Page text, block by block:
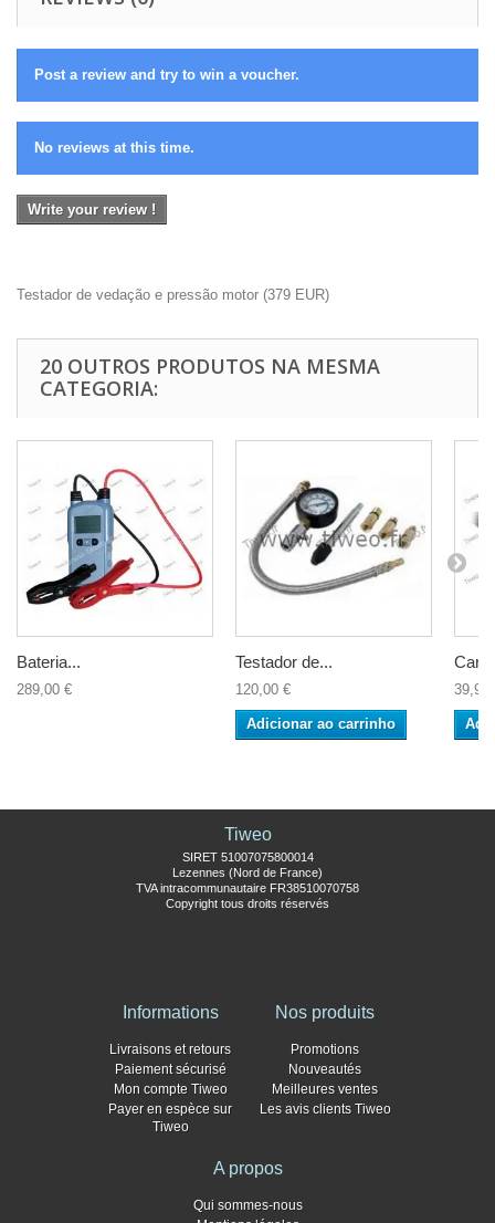
Post a review and try to win a voucher.
No reviews at this time.
Write your review !
Testador de vedação e pressão motor (379 EUR)
20 OUTROS PRODUTOS NA MESMA
CATEGORIA:
Bateria...
289,00 €
Testador de...
120,00 €
Adicionar ao carrinho
39,90
Tiweo
SIRET 51007075800014
Lezennes (Nord de France)
TVA intracommunautaire FR38510070758
Copyright tous droits réservés
Informations
Livraisons et retours
Paiement sécurisé
Mon compte Tiweo
Payer en espèce sur
Tiweo
Nos produits
Promotions
Nouveautés
Meilleures ventes
Les avis clients Tiweo
A propos
Qui sommes-nous